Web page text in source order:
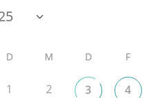
D M D F
1 2 3 4